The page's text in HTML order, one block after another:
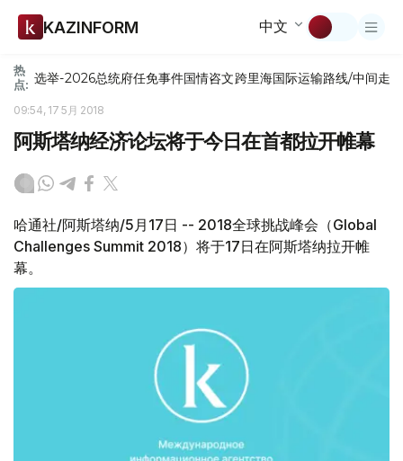
KAZINFORM 中文
热
点: 选举-2026总统府任免事件国情咨文跨里海国际运输路线/中间走廊
09:54, 17 5月 2018
阿斯塔纳经济论坛将于今日在首都拉开帷幕
哈通社/阿斯塔纳/5月17日 -- 2018全球挑战峰会（Global
Challenges Summit 2018）将于17日在阿斯塔纳拉开帷
幕。